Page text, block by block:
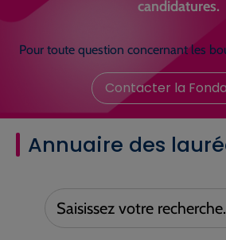
candidatures.
Pour toute question concernant les
Contacter la
Annuaire des
Saisissez
votre